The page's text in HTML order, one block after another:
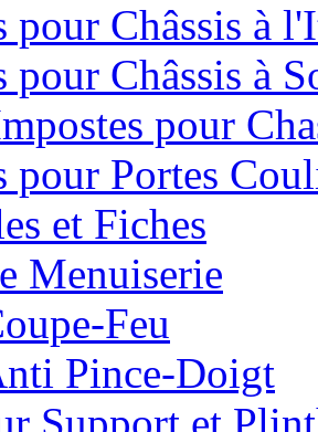
pour Châssis à
pour Châssis à
pour
pour Portes
et Fiches
Menuiserie
Feu
Pince-Doigt